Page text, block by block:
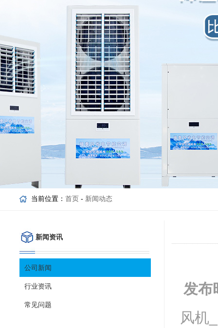
当前位置： 首页 - 新闻动态
发布
风机
新闻资讯
公司新闻
行业资讯
常见问题